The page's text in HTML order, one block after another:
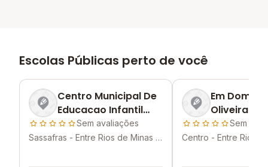
Escolas Públicas perto de você
Centro Municipal De
Educacao Infantil
Professora Geralda
De Melo Vieira
Sem avaliações
Sassafras - Entre Rios de Minas -
Em Dom
Oliveira
Sem
Centro - Entre Rios